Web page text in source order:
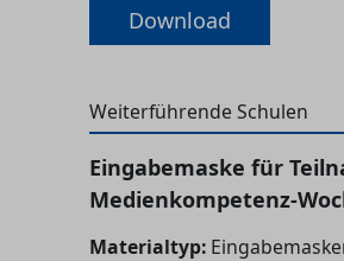
Download
Weiterführende Schulen
Eingabemaske für
Medienkompetenz-
Materialtyp: